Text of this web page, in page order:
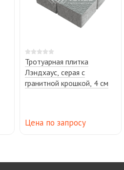
Тротуарная плитка
Лэндхаус, серая с
гранитной крошкой, 4 см
Цена по запросу